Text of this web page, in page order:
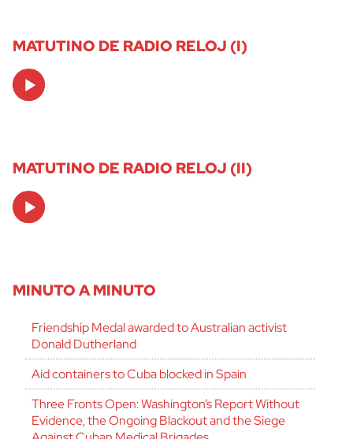
MATUTINO DE RADIO RELOJ (I)
Audio
Player
MATUTINO DE RADIO RELOJ (II)
Audio
Player
MINUTO A MINUTO
Friendship Medal awarded to Australian activist
Donald Dutherland
Aid containers to Cuba blocked in Spain
Three Fronts Open: Washington’s Report Without
Evidence, the Ongoing Blackout and the Siege